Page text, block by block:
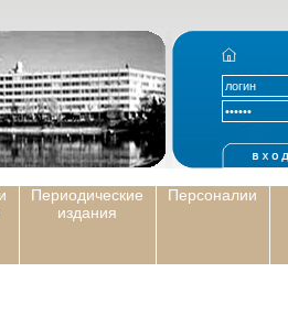
Периодические
издания
Персоналии